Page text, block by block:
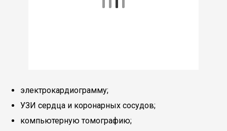
электрокардиограмму;
УЗИ сердца и коронарных сосудов;
компьютерную томографию;